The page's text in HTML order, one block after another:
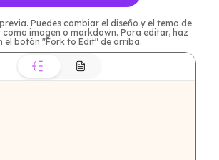
Puedes cambiar el diseño y el tema de
imagen o markdown. Para editar, haz
el botón "Fork to Edit" de arriba.